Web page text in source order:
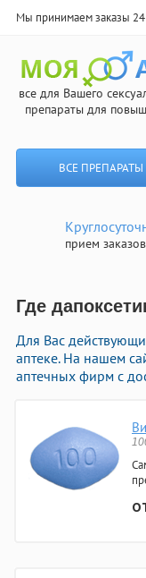
Мы принимаем заказы 24
все для Вашего
препараты для
ВСЕ ПРЕПАРАТЫ
прием заказов
Где
Для Вас
аптеке. На нашем
аптечных фирм с